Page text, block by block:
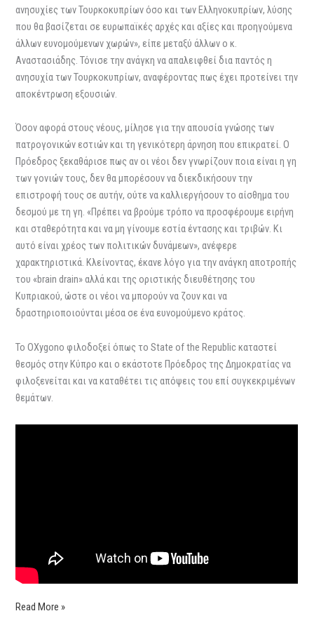
ανησυχίες των Τουρκοκυπρίων όσο και των Ελληνοκυπρίων, λύσης
που θα βασίζεται σε ευρωπαϊκές αρχές και αξίες και προηγούμενα
άλλων ευνομούμενων χωρών», είπε μεταξύ άλλων ο κ.
Αναστασιάδης. Τόνισε την ανάγκη να απαλειφθεί δια παντός η
ανησυχία των Τουρκοκυπρίων, αναφέροντας πως έχει προτείνει την
αποκέντρωση εξουσιών.
Όσον αφορά στους νέους, μίλησε για την απουσία γνώσης των
πατρογονικών εστιών και τη γενικότερη άρνηση που επικρατεί. Ο
Πρόεδρος ξεκαθάρισε πως αν οι νέοι δεν γνωρίζουν ποια είναι η γη
των γονιών τους, δεν θα μπορέσουν να διεκδικήσουν την
επιστροφή τους σε αυτήν, ούτε να καλλιεργήσουν το αίσθημα του
δεσμού με τη γη. «Πρέπει να βρούμε τρόπο να προσφέρουμε ειρήνη
και σταθερότητα και να μη γίνουμε εστία έντασης και τριβών. Κι
αυτό είναι χρέος των πολιτικών δυνάμεων», ανέφερε
χαρακτηριστικά. Κλείνοντας, έκανε λόγο για την ανάγκη αποτροπής
του «brain drain» αλλά και της οριστικής διευθέτησης του
Κυπριακού, ώστε οι νέοι να μπορούν να ζουν και να
δραστηριοποιούνται μέσα σε ένα ευνομούμενο κράτος.
Το OXygono φιλοδοξεί όπως το State of the Republic καταστεί
θεσμός στην Κύπρο και ο εκάστοτε Πρόεδρος της Δημοκρατίας να
φιλοξενείται και να καταθέτει τις απόψεις του επί συγκεκριμένων
θεμάτων.
Read More »